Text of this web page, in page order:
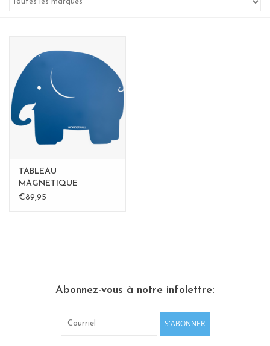
BIG SALE , GRAB YOUR
LIMITED EXCLUSIVES
Etagères Shelves
Rectangulaire, carrées, rondes
tableau magnétique
TABLEAU
MAGNETIQUE
ELEPHANT medium-
€89,95
Abonnez-vous à notre infolettre:
S'ABONNER